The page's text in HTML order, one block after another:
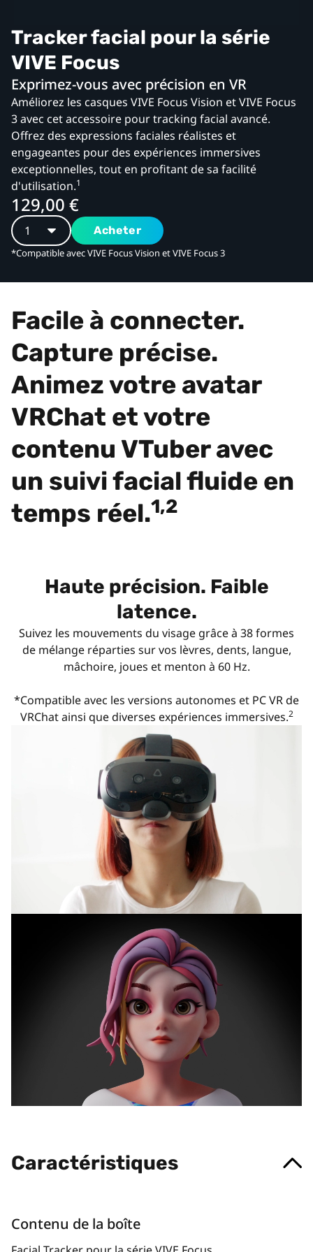
expressifs
VIVE
France
Tracker facial pour la série
VIVE Focus
Exprimez-vous avec précision en VR
Améliorez les casques VIVE Focus Vision et VIVE Focus
3 avec cet accessoire pour tracking facial avancé.
Offrez des expressions faciales réalistes et
engageantes pour des expériences immersives
exceptionnelles, tout en profitant de sa facilité
d'utilisation.1
129,00 €
Acheter
*Compatible avec VIVE Focus Vision et VIVE Focus 3
Facile à connecter.
Capture précise.
Animez votre avatar
VRChat et votre
contenu VTuber avec
un suivi facial fluide en
temps réel.1,2
Haute précision. Faible
latence.
Suivez les mouvements du visage grâce à 38 formes
de mélange réparties sur vos lèvres, dents, langue,
mâchoire, joues et menton à 60 Hz.
*Compatible avec les versions autonomes et PC VR de
VRChat ainsi que diverses expériences immersives.2
Caractéristiques
Contenu de la boîte